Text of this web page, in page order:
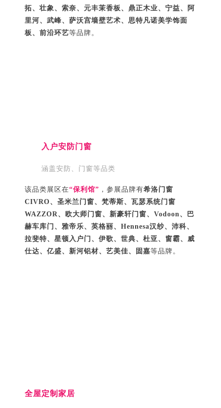
拓、 壮象、索奈、元丰茉香板、鼎正木业、宁益、阿
里河、武峰、萨沃宫墙壁艺术、思特凡诺美学饰面
板、前沿环艺等品牌。
入户安防门窗
涵盖安防、门窗等品类
该品类展区在“保利馆” ，参展品牌有希洛门窗
CIVRO、圣米兰门窗、梵蒂斯、瓦瑟系统门窗
WAZZOR、欧大师门窗、新豪轩门窗、Vodoon、巴
赫车库门、雅帝乐、英格丽、Hennesa汉纱、沛科、
拉斐特、星顿入户门、伊歌、世典、杜亚、窗霸、威
仕达、亿盛、新河铝材、艺美佳、固嘉等品牌。
全屋定制家居